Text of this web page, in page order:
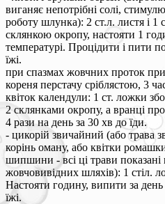
виганяє непотрібні солі,
роботу шлунка): 2 ст.л. листя і 1
склянкою окропу, настояти 1
температурі. Процідити і пити
їжі.
при спазмах жовчних проток
кореня перстачу сріблястою, 3
квіток календули: 1 ст. ложки
2 склянками окропу, а вранці
4 рази на день за 30 хв до їди.
- цикорій звичайний (або трава
корінь оману, або квітки
шипшини - всі ці трави
жовчовивідних шляхів): 1 стіл.
Настояти годину, випити за
їжі.